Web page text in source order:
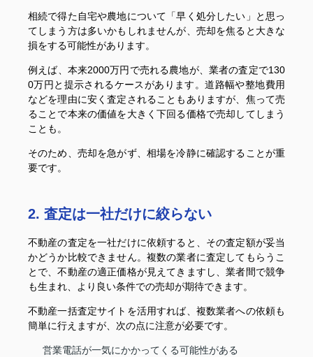
相続で得た自宅や農地について「早く処分したい」と思っ
てしまう方は多いかもしれませんが、売却を焦ると大きな
損をする可能性があります。
例えば、本来2000万円で売れる農地が、業者の査定で130
0万円と提示されるケースがあります。道路幅や整地費用
などを理由に安く査定されることもありますが、焦って売
ることで本来の価値を大きく下回る価格で売却してしまう
ことも。
そのため、売却を急がず、相場を冷静に確認することが重
要です。
2. 査定は一社だけに絞らない
不動産の査定を一社だけに依頼すると、その査定額が妥当
かどうか比較できません。複数の業者に査定してもらうこ
とで、不動産の適正価格が見えてきますし、業者間で競争
も生まれ、より良い条件での売却が期待できます。
不動産一括査定サイトを活用すれば、複数業者への依頼も
簡単に行えますが、次の点に注意が必要です。
営業電話が一気にかかってくる可能性がある